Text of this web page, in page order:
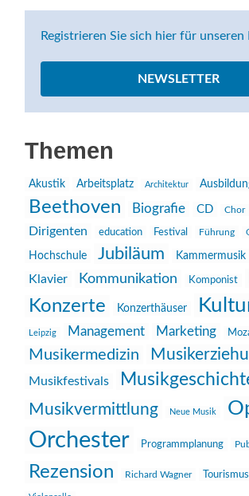
Registrieren Sie sich hier für
NEWSLETTER
Themen
Akustik Arbeitsplatz Architektur
Beethoven Biografie CD Chor
Dirigenten education Festival Führung
Hochschule Jubiläum Kammermusik
Klavier
Kommunikation Komponist
Konzerte Konzerthäuser
Leipzig Management Marketing
Musikermedizin
Musikfestivals
Musikvermittlung Neue Musik
Orchester Programmplanung
Rezension Richard Wagner Tourismus